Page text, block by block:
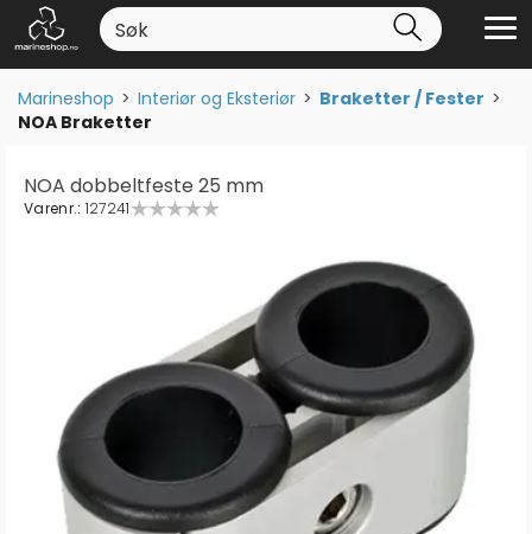
Marineshop>Interiør og Eksteriør>Braketter / Fester>
NOA Braketter
NOA dobbeltfeste 25 mm
Varenr.: 127241